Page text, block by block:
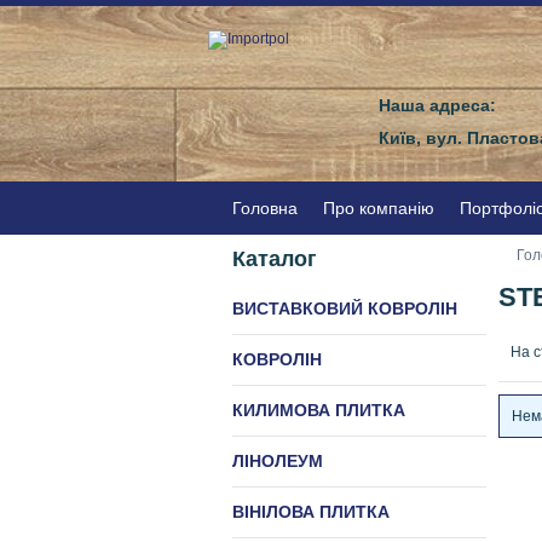
Наша адреса:
Київ, вул.
Головна Про компанію
Каталог
ВИСТАВКОВИЙ КОВРОЛІН
КОВРОЛІН
КИЛИМОВА ПЛИТКА
ЛІНОЛЕУМ
ВІНІЛОВА ПЛИТКА
На